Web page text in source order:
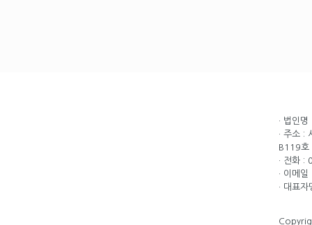
· 법인
· 주소 :
B119호
· 전화
· 이메
· 대표